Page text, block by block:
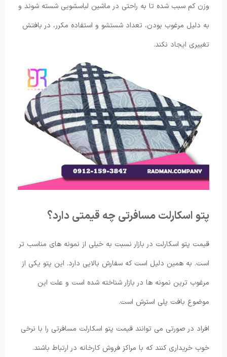
وزن کم سبب شده تا به راحتی در ماشین لباسشویی شسته شوند و
به دلیل مرغوب بودن، تعداد شستشو و استفاده مکرر، در بافتش
تغییری ایجاد نکند.
پتو اسکارلت مسافرتی چه قیمتی دارد؟
قیمت پتو اسکارلت در بازار نسبت به خیلی از نمونه های مناسب تر
است. به همین دلیل است که سفارش بالایی دارد. این پتو یکی از
مرغوب ترین نمونه ها در بازار شناخته شده است و علت این
موضوع بافت پلی استرش است.
افراد در صورتی می توانند قیمت پتو اسکارلت مسافرتی را با نرخی
خوب خریداری کنند که با مراکز فروش کارخانه در ارتباط باشند.